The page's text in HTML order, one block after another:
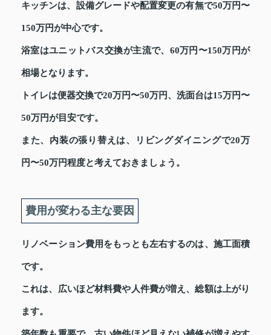
キッチンは、設備グレードや配置変更の有無で50万円〜
150万円が中心です。
浴室はユニットバス交換が主流で、60万円〜150万円が
相場となります。
トイレは便器交換で20万円〜50万円、洗面台は15万円〜
50万円が目安です。
また、内装の張り替えは、リビングダイニングで20万
円〜50万円程度と考えておきましょう。
費用が変わる主な要因
リノベーション費用をもっとも左右するのは、施工面積
です。
これは、広いほど材料費や人件費が増え、総額は上がり
ます。